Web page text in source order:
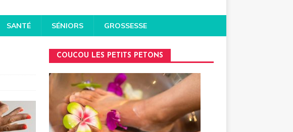
SANTÉ SÉNIORS GROSSESSE
COUCOU LES PETITS PETONS